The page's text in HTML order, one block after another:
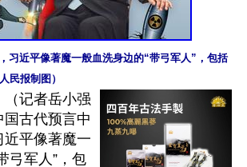
习近平像著魔一般血洗身边的“带弓军人”，包括
民报制图）
（记者岳小强
古代预言中
近平像著魔一
弓军人”，包